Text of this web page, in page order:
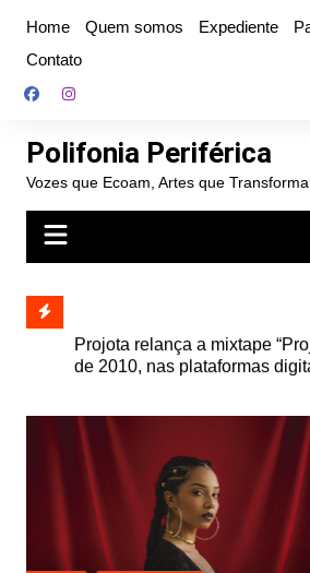
conteúdo
Home Quem somos Expediente
Contato
Polifonia Periférica
Vozes que Ecoam, Artes que
e abre
autoral,